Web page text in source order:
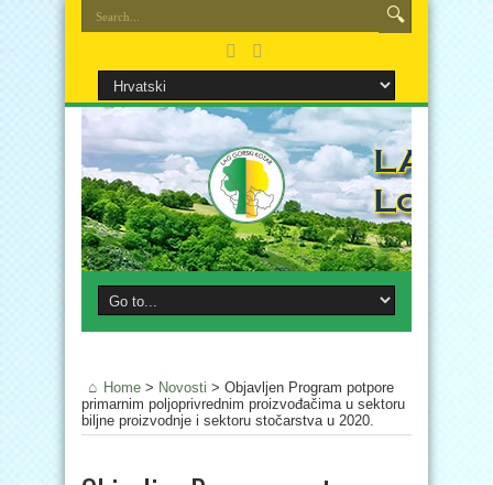
Home > Novosti > Objavljen Program potpore
primarnim poljoprivrednim proizvođačima u sektoru
biljne proizvodnje i sektoru stočarstva u 2020.